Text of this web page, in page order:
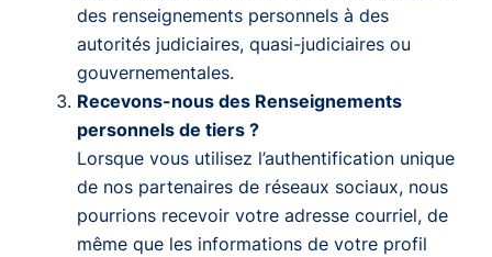
des renseignements personnels à des
autorités judiciaires, quasi-judiciaires ou
gouvernementales.
Recevons-nous des Renseignements
personnels de tiers ?
Lorsque vous utilisez l’authentification unique
de nos partenaires de réseaux sociaux, nous
pourrions recevoir votre adresse courriel, de
même que les informations de votre profil